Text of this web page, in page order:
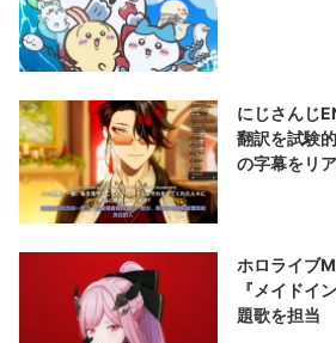
にじさんじ
翻訳を試験
の字幕をリ
ホロライブ
『メイドイ
題歌を担当